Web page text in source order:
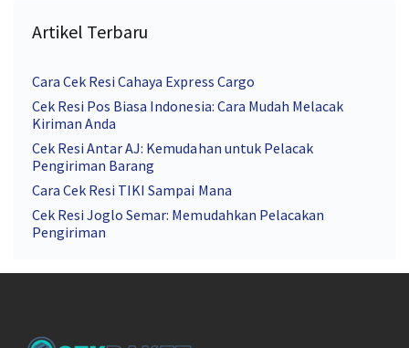
Artikel Terbaru
Cara Cek Resi Cahaya Express Cargo
Cek Resi Pos Biasa Indonesia: Cara Mudah Melacak
Kiriman Anda
Cek Resi Antar AJ: Kemudahan untuk Pelacak
Pengiriman Barang
Cara Cek Resi TIKI Sampai Mana
Cek Resi Joglo Semar: Memudahkan Pelacakan
Pengiriman